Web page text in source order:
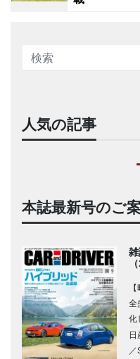
人気の記事
本誌最新号のご
全
化